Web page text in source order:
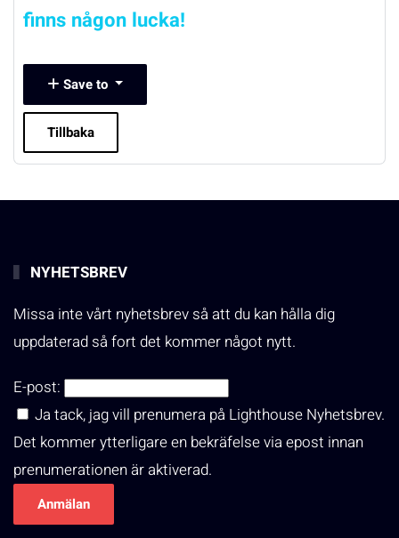
finns någon lucka!
Save to
Tillbaka
NYHETSBREV
Missa inte vårt nyhetsbrev så att du kan hålla dig
uppdaterad så fort det kommer något nytt.
E-post:
Ja tack, jag vill prenumera på Lighthouse Nyhetsbrev.
Det kommer ytterligare en bekräfelse via epost innan
prenumerationen är aktiverad.